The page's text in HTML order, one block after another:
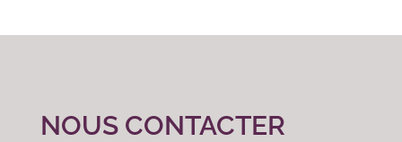
NOUS CONTACTER